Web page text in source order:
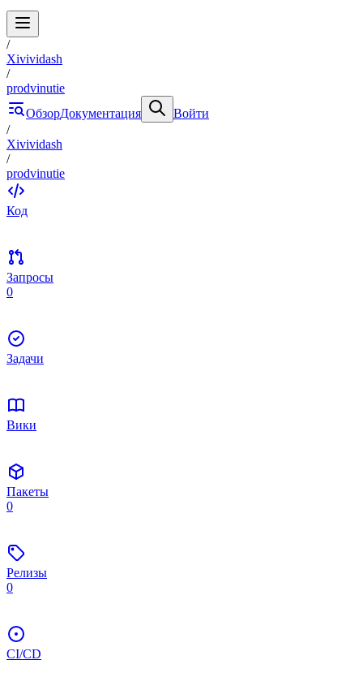
/
Xivividash
/
prodvinutie
ОбзорДокументация
Войти
/
Xivividash
/
prodvinutie
Код
Запросы
0
Задачи
Вики
Пакеты
0
Релизы
0
CI/CD